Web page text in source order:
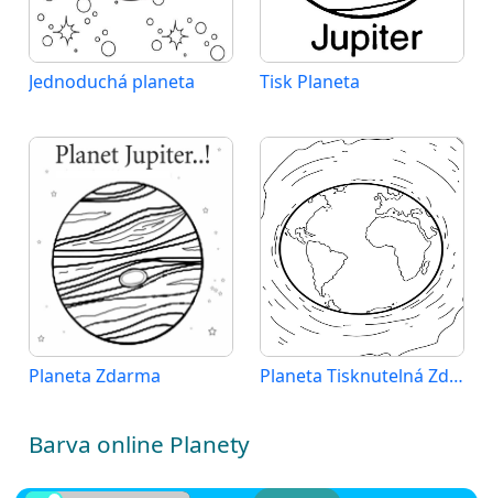
Jednoduchá planeta Tisk Planeta
Planeta Zdarma Planeta Tisknutelná Zdarma
Barva online Planety